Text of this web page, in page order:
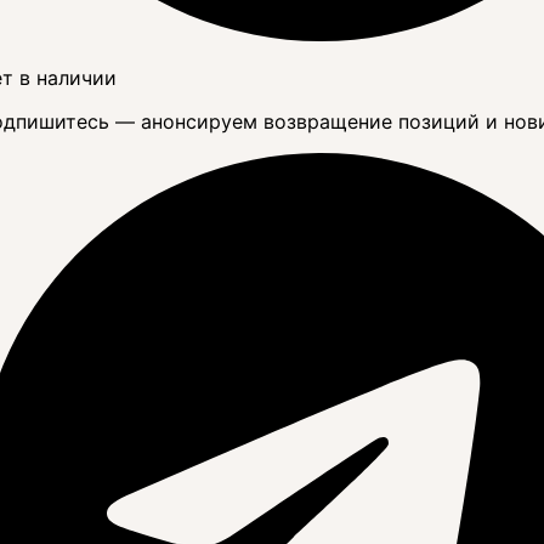
в наличии
— анонсируем возвращение позиций и